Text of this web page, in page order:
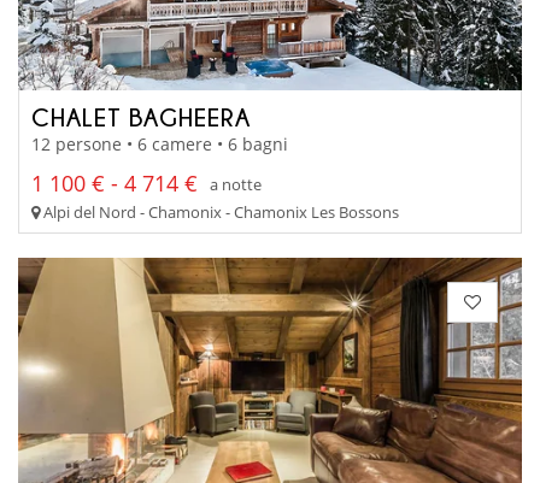
CHALET BAGHEERA
12 persone • 6 camere • 6 bagni
1 100 € - 4 714 €
a notte
Alpi del Nord - Chamonix - Chamonix Les Bossons